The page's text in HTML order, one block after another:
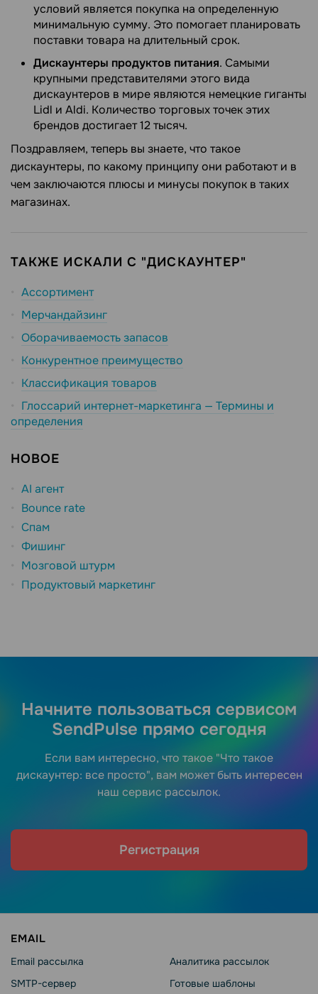
условий является покупка на определенную
минимальную сумму. Это помогает планировать
поставки товара на длительный срок.
Дискаунтеры продуктов питания. Самыми
крупными представителями этого вида
дискаунтеров в мире являются немецкие гиганты
Lidl и Aldi. Количество торговых точек этих
брендов достигает 12 тысяч.
Поздравляем, теперь вы знаете, что такое
дискаунтеры, по какому принципу они работают и в
чем заключаются плюсы и минусы покупок в таких
магазинах.
ТАКЖЕ ИСКАЛИ С "ДИСКАУНТЕР"
Ассортимент
Мерчандайзинг
Оборачиваемость запасов
Конкурентное преимущество
Классификация товаров
Глоссарий интернет-маркетинга — Термины и
определения
НОВОЕ
AI агент
Bounce rate
Спам
Фишинг
Мозговой штурм
Продуктовый маркетинг
Начните пользоваться сервисом
SendPulse прямо сегодня
Если вам интересно, что такое "Что такое
дискаунтер: все просто", вам может быть интересен
наш сервис рассылок.
Регистрация
EMAIL
Email рассылка
SMTP-сервер
Аналитика рассылок
Готовые шаблоны